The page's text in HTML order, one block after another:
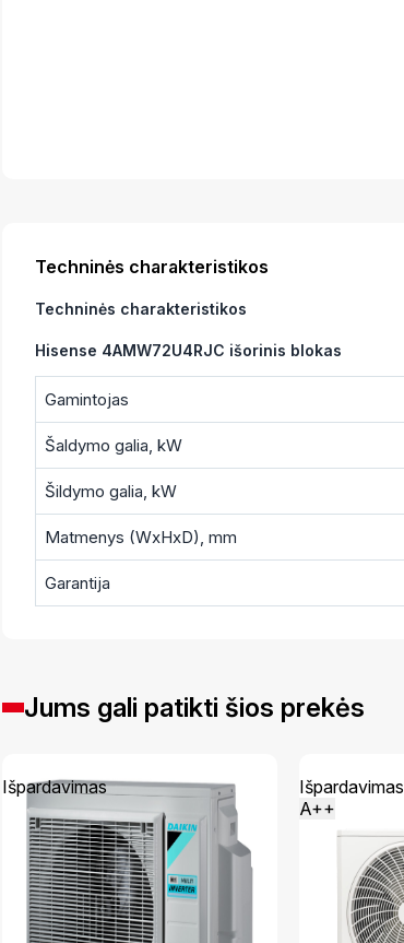
Techninės charakteristikos
Techninės charakteristikos
Hisense 4AMW72U4RJC išorinis blokas
Gamintojas
Šaldymo galia, kW
Šildymo galia, kW
Matmenys (WxHxD), mm
Garantija
Jums gali patikti šios prekės
Išpardavimas
Išpardavimas
A++